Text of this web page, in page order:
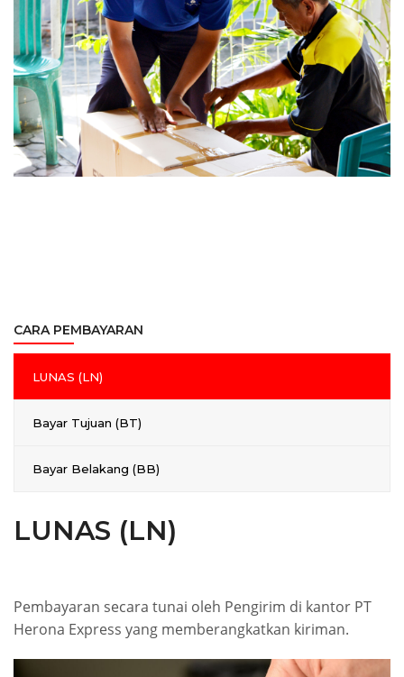
CARA PEMBAYARAN
LUNAS (LN)
Bayar Tujuan (BT)
Bayar Belakang (BB)
LUNAS (LN)
Pembayaran secara tunai oleh Pengirim di kantor PT
Herona Express yang memberangkatkan kiriman.